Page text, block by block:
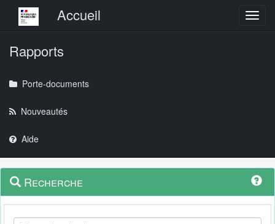
Menu principalAccueil
Rapports
Porte-documents
Nouveautés
Aide
Navigation
outils
Menu
contextuel
Recherche